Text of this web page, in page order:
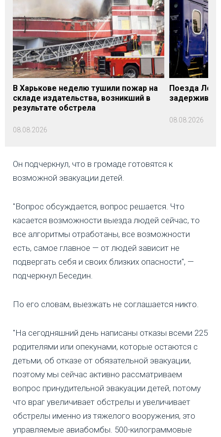
В Харькове неделю тушили пожар на
складе издательства, возникший в
результате обстрела
08.08.2026
Поезда
08.08.2026
Он подчеркнул, что в громаде готовятся к
возможной эвакуации детей.
"Вопрос обсуждается, вопрос решается. Что
касается возможности выезда людей сейчас, то
все алгоритмы отработаны, все возможности
есть, самое главное — от людей зависит не
подвергать себя и своих близких опасности", —
подчеркнул Беседин.
По его словам, выезжать не соглашается никто.
"На сегодняшний день написаны отказы всеми 225
родителями или опекунами, которые остаются с
детьми, об отказе от обязательной эвакуации,
поэтому мы сейчас активно рассматриваем
вопрос принудительной эвакуации детей, потому
что враг увеличивает обстрелы и увеличивает
обстрелы именно из тяжелого вооружения, это
управляемые авиабомбы. 500-килограммовые